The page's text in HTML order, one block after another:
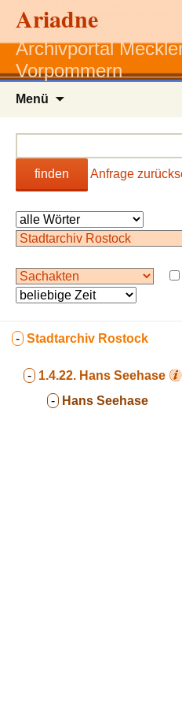
Ariadne
Archivportal
Vorpommern
Menü
finden Anfrage
- Stadtarchiv Rostock
- 1.4.22. Hans Seehase
- Hans Seehase